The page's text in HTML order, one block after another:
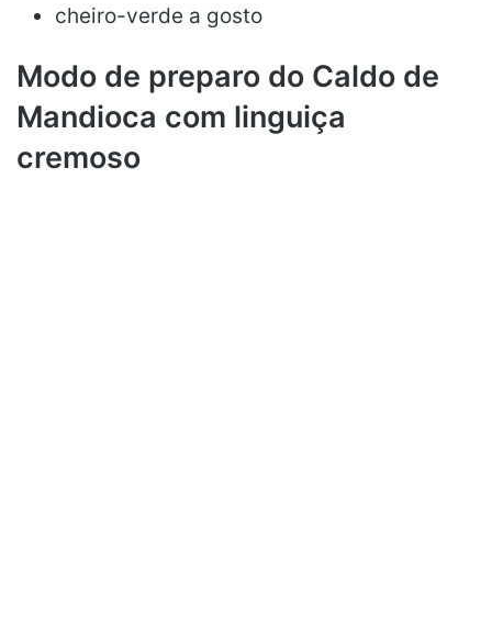
cheiro-verde a gosto
Modo de preparo do Caldo de
Mandioca com linguiça
cremoso